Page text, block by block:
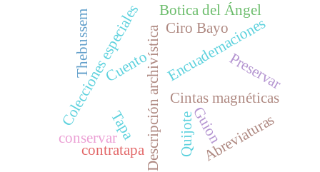
Colecciones especiales Encuadernaciones
Tapa Quijote
Descripción archivística Cintas magnéticas
Guion
Cuento
Botica del Ángel
Thebussem
Abreviaturas
conservar
Preservar
Ciro Bayo
contratapa